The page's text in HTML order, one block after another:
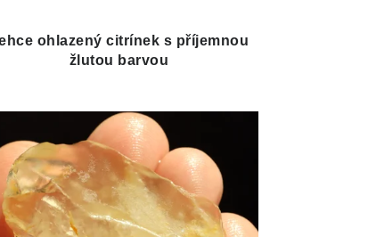
ohlazený citrínek s příjemnou
žlutou barvou